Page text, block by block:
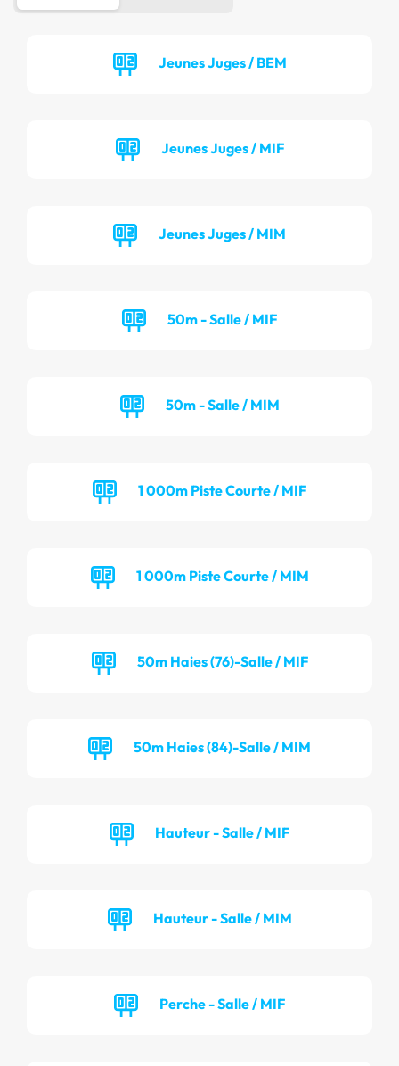
Jeunes Juges / BEM
Jeunes Juges / MIF
Jeunes Juges / MIM
50m - Salle / MIF
50m - Salle / MIM
1 000m Piste Courte / MIF
1 000m Piste Courte / MIM
50m Haies (76)-Salle / MIF
50m Haies (84)-Salle / MIM
Hauteur - Salle / MIF
Hauteur - Salle / MIM
Perche - Salle / MIF